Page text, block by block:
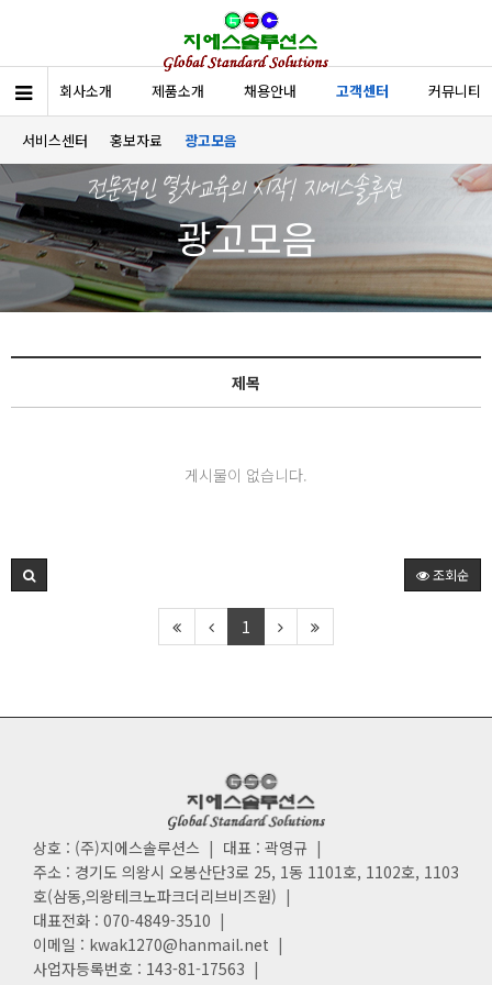
회사소개 제품소개 채용안내 고객센터 커뮤니티
서비스센터 홍보자료 광고모음
광고모음
제목
게시물이 없습니다.
조회순
1
상호 : (주)지에스솔루션스 | 대표 : 곽영규 |
주소 : 경기도 의왕시 오봉산단3로 25, 1동 1101호, 1102호, 1103
호(삼동,의왕테크노파크더리브비즈원) |
대표전화 : 070-4849-3510 |
이메일 : kwak1270@hanmail.net |
사업자등록번호 : 143-81-17563 |